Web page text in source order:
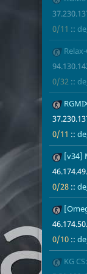
0/11 ::
0/32 ::
0/11 ::
[v34]
0/28 ::
0/10 ::
KG